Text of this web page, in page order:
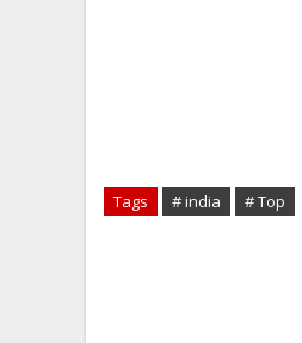
Tags # india # Top